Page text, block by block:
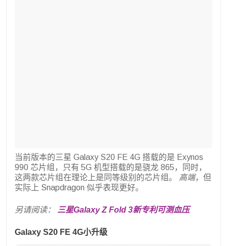
当前版本的三星 Galaxy S20 FE 4G 搭载的是 Exynos
990 芯片组，只有 5G 机型搭载的是骁龙 865，同时，
这两款芯片组在理论上是同等级别的芯片组。
高端，但
实际上 Snapdragon 似乎表现更好。
另请阅读： 三星Galaxy Z Fold 3新专利可测血压
Galaxy S20 FE 4G小升级